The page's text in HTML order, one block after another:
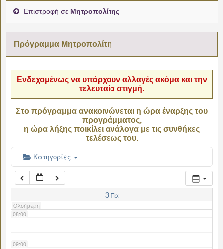
Επιστροφή σε Μητροπολίτης
Πρόγραμμα Μητροπολίτη
Ενδεχομένως να υπάρχουν αλλαγές ακόμα και την
τελευταία στιγμή.
Στο πρόγραμμα ανακοινώνεται η ώρα έναρξης του
προγράμματος,
η ώρα λήξης ποικίλει ανάλογα με τις συνθήκες
τελέσεως του.
Κατηγορίες
3 Πα
Ολοήμερη
02:00
06:00
07:00
08:00
09:00